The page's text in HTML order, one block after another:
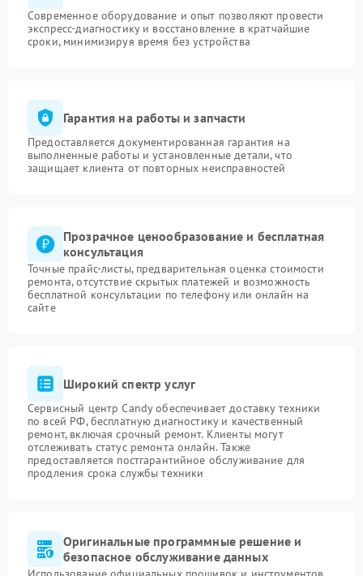
Современное оборудование и опыт позволяют провести
экспресс-диагностику и восстановление в кратчайшие
сроки, минимизируя время без устройства
Гарантия на работы и запчасти
Предоставляется документированная гарантия на
выполненные работы и установленные детали, что
защищает клиента от повторных неисправностей
Прозрачное ценообразование и бесплатная
консультация
Точные прайс-листы, предварительная оценка стоимости
ремонта, отсутствие скрытых платежей и возможность
бесплатной консультации по телефону или онлайн на
сайте
Широкий спектр услуг
Сервисный центр Candy обеспечивает доставку техники
по всей РФ, бесплатную диагностику и качественный
ремонт, включая срочный ремонт. Клиенты могут
отслеживать статус ремонта онлайн. Также
предоставляется постгарантийное обслуживание для
продления срока службы техники
Оригинальные программные решение и
безопасное обслуживание данных